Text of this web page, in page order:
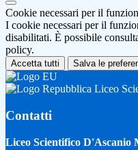
Cookie necessari per il
I cookie necessari per il
disabilitati. È possibile
policy.
Accetta tutti Salva le
Liceo
Contatti
Liceo Scientifico D'Ascanio